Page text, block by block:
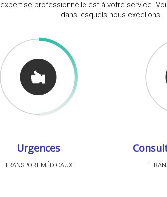
professionnelle est à votre service.
dans lesquels nous excellons.
Urgences
TRANSPORT MÉDICAUX